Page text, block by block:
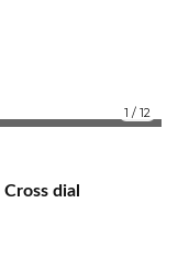
1 / 12
dial